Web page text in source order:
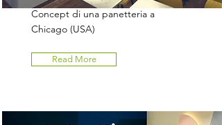
Concept di una panetteria a
Chicago (USA)
Read More